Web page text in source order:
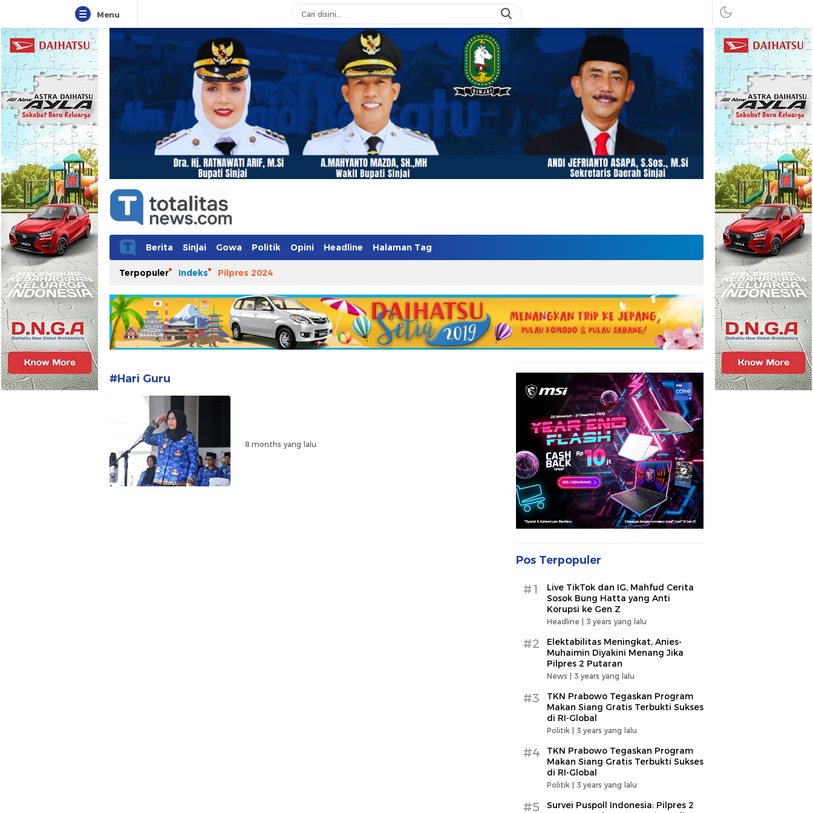
Menu
Totalitasnews.com
Berpikir Jernih, Bertindak Totalitas
Berita Sinjai Gowa Politik Opini Headline Halaman Tag
Terpopuler Indeks Pilpres 2024
#Hari Guru
8 months yang lalu
Pos Terpopuler
#1
Live TikTok dan IG, Mahfud Cerita
Sosok Bung Hatta yang Anti
Korupsi ke Gen Z
Headline | 3 years yang lalu
#2
Elektabilitas Meningkat, Anies-
Muhaimin Diyakini Menang Jika
Pilpres 2 Putaran
News | 3 years yang lalu
#3
TKN Prabowo Tegaskan Program
Makan Siang Gratis Terbukti Sukses
di RI-Global
Politik | 3 years yang lalu
#4
TKN Prabowo Tegaskan Program
Makan Siang Gratis Terbukti Sukses
di RI-Global
Politik | 3 years yang lalu
#5
Survei Puspoll Indonesia: Pilpres 2